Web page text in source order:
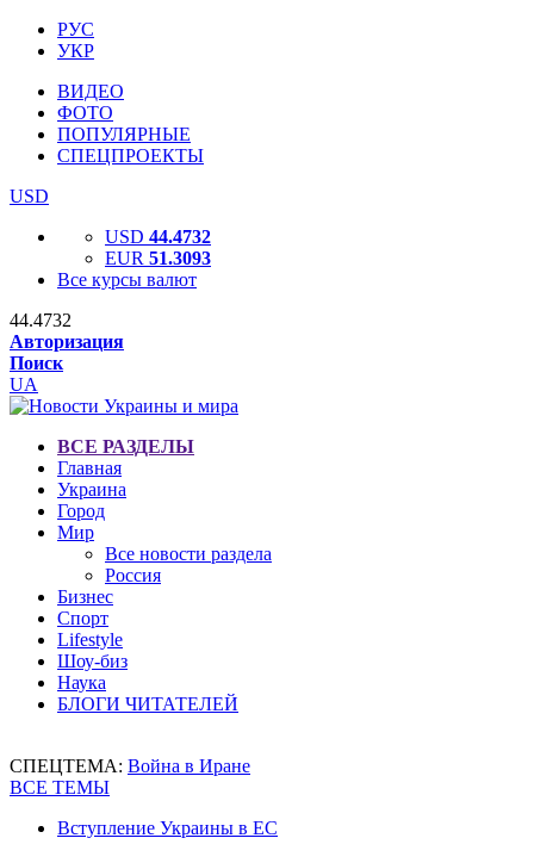
РУС
УКР
ВИДЕО
ФОТО
ПОПУЛЯРНЫЕ
СПЕЦПРОЕКТЫ
USD
USD 44.4732
EUR 51.3093
Все курсы валют
44.4732
Авторизация
Поиск
UA
ВСЕ РАЗДЕЛЫ
Главная
Украина
Город
Мир
Все новости раздела
Россия
Бизнес
Спорт
Lifestyle
Шоу-биз
Наука
БЛОГИ ЧИТАТЕЛЕЙ
СПЕЦТЕМА: Война в Иране
ВСЕ ТЕМЫ
Вступление Украины в ЕС